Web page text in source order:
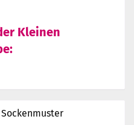
Kleinen